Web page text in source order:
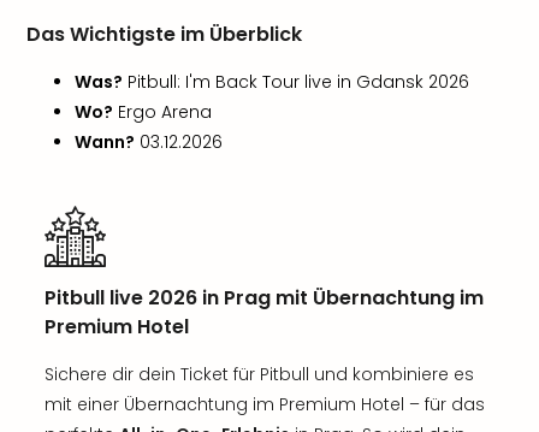
Das Wichtigste im Überblick
Was? Pitbull: I'm Back Tour live in Gdansk 2026
Wo? Ergo Arena
Wann? 03.12.2026
Pitbull live 2026 in Prag mit Übernachtung im
Premium Hotel
Sichere dir dein Ticket für Pitbull und kombiniere es
mit einer Übernachtung im Premium Hotel – für das